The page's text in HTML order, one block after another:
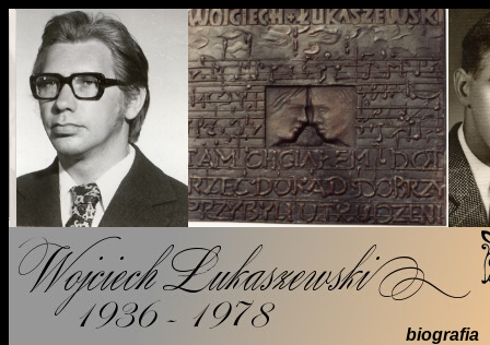
biografia